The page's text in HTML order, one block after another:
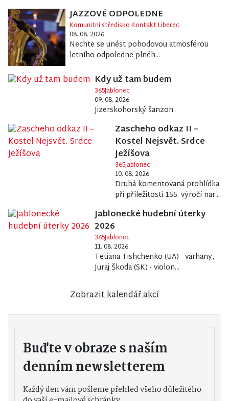
JAZZOVÉ ODPOLEDNE
Komunitní středisko Kontakt Liberec
08. 08. 2026
Nechte se unést pohodovou atmosférou
letního odpoledne plnéh...
Kdy už tam budem
365Jablonec
09. 08. 2026
Jizerskohorský šanzon
Zascheho odkaz II –
Kostel Nejsvět. Srdce
Ježíšova
365Jablonec
10. 08. 2026
Druhá komentovaná prohlídka
při příležitosti 155. výročí nar...
Jablonecké hudební úterky
2026
365Jablonec
11. 08. 2026
Tetiana Tishchenko (UA) - varhany,
Juraj Škoda (SK) - violon...
Zobrazit kalendář akcí
Buďte v obraze s naším
denním newsletterem
Každý den vám pošleme přehled všeho důležitého
do vaší e-mailové schránky.